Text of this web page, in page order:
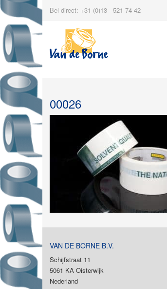
Bel direct: +31 (0)13 - 521 74 42
00026
VAN DE BORNE B.V.
Schijfstraat 11
5061 KA Oisterwijk
Nederland